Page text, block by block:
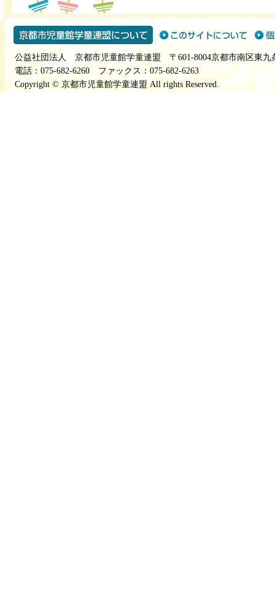
公益社団法人 京都市児童館学童連盟 〒601-8004京都市南区東九
電話：075-682-6260 ファックス：075-682-6263
Copyright © 京都市児童館学童連盟 All rights Reserved.